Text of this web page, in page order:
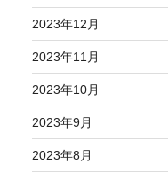
2023年12月
2023年11月
2023年10月
2023年9月
2023年8月